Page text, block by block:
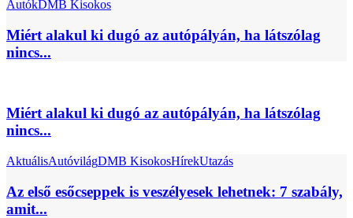
AutókDMB Kisokos
Miért alakul ki dugó az autópályán, ha látszólag
nincs...
Miért alakul ki dugó az autópályán, ha látszólag
nincs...
AktuálisAutóvilágDMB KisokosHírekUtazás
Az első esőcseppek is veszélyesek lehetnek: 7 szabály,
amit...